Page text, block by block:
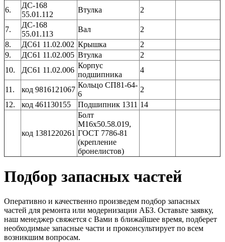
6.
ДС-168
55.01.112
Втулка 2
7.
ДС-168
55.01.113
Вал
2
8.
ДС61 11.02.002 Крышка
2
9.
ДС61 11.02.005 Втулка
2
10.
ДС61 11.02.006
Корпус
подшипника
4
11. код 9816121067
Кольцо СП81-64-
6
2
12.
код 461130155 Подшипник 1311 14
код 1381220261
Болт
М16х50.58.019,
ГОСТ 7786-81
(крепление
бронелистов)
Подбор запасных частей
Оперативно и качественно произведем подбор запасных
частей для ремонта или модернизации АБЗ. Оставьте заявку,
наш менеджер свяжется с Вами в ближайшее время, подберет
необходимые запасные части и проконсультирует по всем
возникшим вопросам.